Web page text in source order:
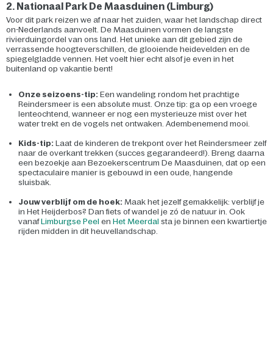
2. Nationaal Park De Maasduinen (Limburg)
Voor dit park reizen we af naar het zuiden, waar het landschap direct
on-Nederlands aanvoelt. De Maasduinen vormen de langste
rivierduingordel van ons land. Het unieke aan dit gebied zijn de
verrassende hoogteverschillen, de glooiende heidevelden en de
spiegelgladde vennen. Het voelt hier echt alsof je even in het
buitenland op vakantie bent!
Onze seizoens-tip: Een wandeling rondom het prachtige
Reindersmeer is een absolute must. Onze tip: ga op een vroege
lenteochtend, wanneer er nog een mysterieuze mist over het
water trekt en de vogels net ontwaken. Adembenemend mooi.
Kids-tip: Laat de kinderen de trekpont over het Reindersmeer zelf
naar de overkant trekken (succes gegarandeerd!). Breng daarna
een bezoekje aan Bezoekerscentrum De Maasduinen, dat op een
spectaculaire manier is gebouwd in een oude, hangende
sluisbak.
Jouw verblijf om de hoek: Maak het jezelf gemakkelijk: verblijf je
in Het Heijderbos? Dan fiets of wandel je zó de natuur in. Ook
vanafLimburgse Peel en Het Meerdal sta je binnen een kwartiertje
rijden midden in dit heuvellandschap.